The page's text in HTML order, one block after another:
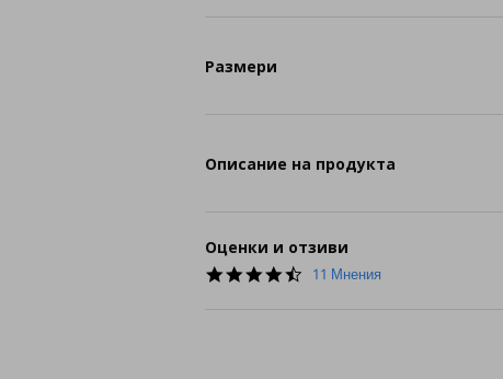
Размери
Описание на продукта
Оценки и отзиви
4.5
11 Мнения